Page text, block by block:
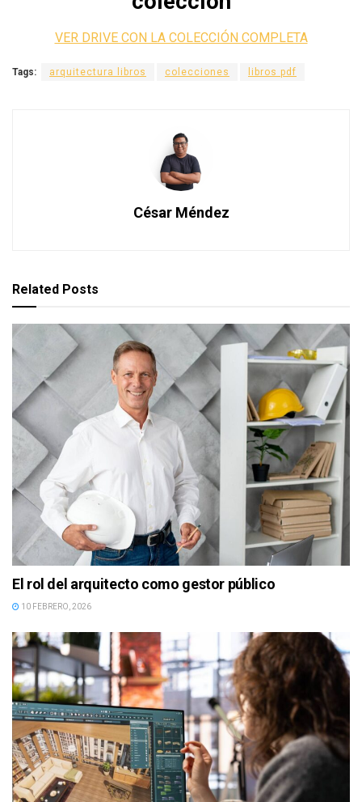
VER DRIVE CON LA COLECCIÓN COMPLETA
Tags: arquitectura libros colecciones libros pdf
César Méndez
Related Posts
El rol del arquitecto como gestor público
10 FEBRERO, 2026